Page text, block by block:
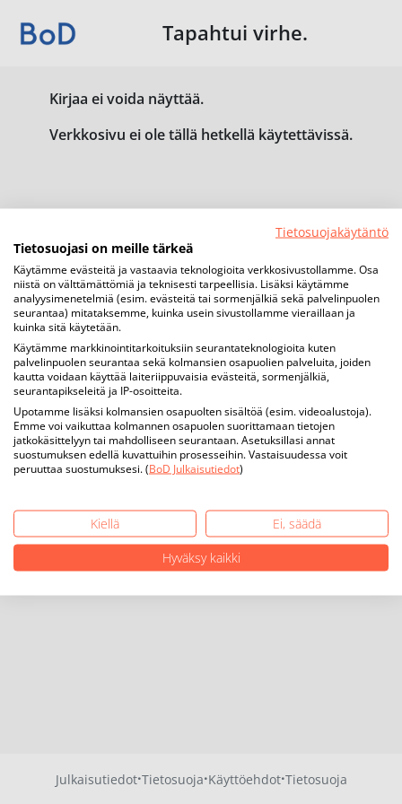
Tapahtui virhe.
Kirjaa ei voida näyttää.
Verkkosivu ei ole tällä hetkellä käytettävissä.
Julkaisutiedot·Tietosuoja·Käyttöehdot·Tietosuoja
Tietosuojakäytäntö
Tietosuojasi on meille tärkeä
Käytämme evästeitä ja vastaavia teknologioita verkkosivustollamme. Osa
niistä on välttämättömiä ja teknisesti tarpeellisia. Lisäksi käytämme
analyysimenetelmiä (esim. evästeitä tai sormenjälkiä sekä palvelinpuolen
seurantaa) mitataksemme, kuinka usein sivustollamme vieraillaan ja
kuinka sitä käytetään.
Käytämme markkinointitarkoituksiin seurantateknologioita kuten
palvelinpuolen seurantaa sekä kolmansien osapuolien palveluita, joiden
kautta voidaan käyttää laiteriippuvaisia evästeitä, sormenjälkiä,
seurantapikseleitä ja IP-osoitteita.
Upotamme lisäksi kolmansien osapuolten sisältöä (esim. videoalustoja).
Emme voi vaikuttaa kolmannen osapuolen suorittamaan tietojen
jatkokäsittelyyn tai mahdolliseen seurantaan. Asetuksillasi annat
suostumuksen edellä kuvattuihin prosesseihin. Vastaisuudessa voit
peruuttaa suostumuksesi. (BoD Julkaisutiedot)
Kiellä
Ei, säädä
Hyväksy kaikki